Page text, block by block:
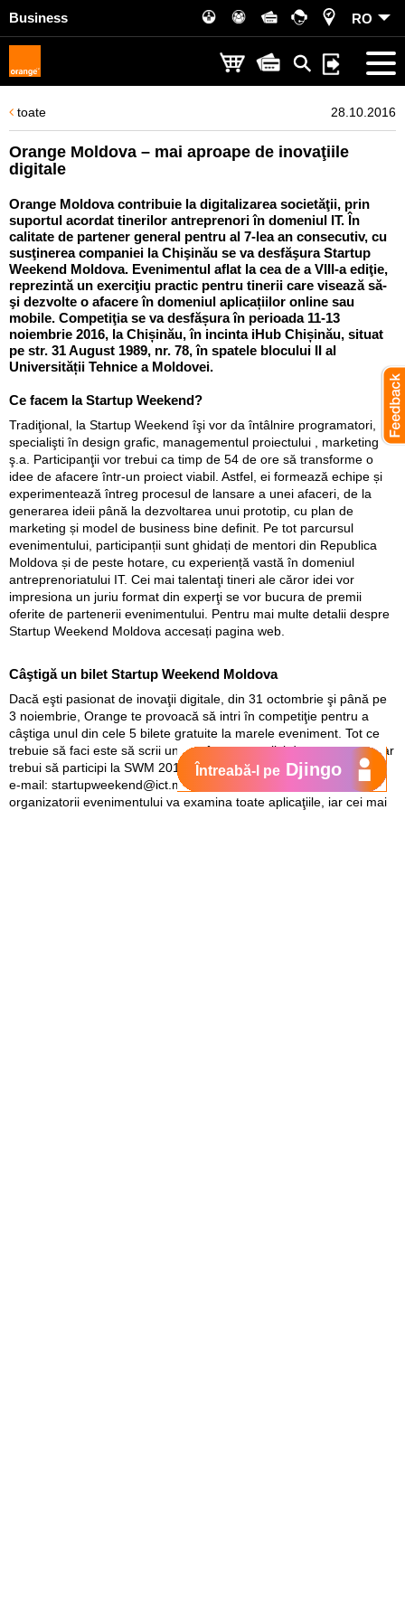
Business RO
toate 28.10.2016
Orange Moldova – mai aproape de inovaţiile
digitale
Orange Moldova contribuie la digitalizarea societăţii, prin
suportul acordat tinerilor antreprenori în domeniul IT. În
calitate de partener general pentru al 7-lea an consecutiv, cu
susţinerea companiei la Chişinău se va desfăşura Startup
Weekend Moldova. Evenimentul aflat la cea de a VIII-a ediţie,
reprezintă un exerciţiu practic pentru tinerii care visează să-
şi dezvolte o afacere în domeniul aplicațiilor online sau
mobile. Competiţia se va desfășura în perioada 11-13
noiembrie 2016, la Chișinău, în incinta iHub Chișinău, situat
pe str. 31 August 1989, nr. 78, în spatele blocului II al
Universității Tehnice a Moldovei.
Ce facem la Startup Weekend?
Tradiţional, la Startup Weekend îşi vor da întâlnire programatori,
specialişti în design grafic, managementul proiectului , marketing
ş.a. Participanţii vor trebui ca timp de 54 de ore să transforme o
idee de afacere într-un proiect viabil. Astfel, ei formează echipe și
experimentează întreg procesul de lansare a unei afaceri, de la
generarea ideii până la dezvoltarea unui prototip, cu plan de
marketing și model de business bine definit. Pe tot parcursul
evenimentului, participanții sunt ghidați de mentori din Republica
Moldova și de peste hotare, cu experiență vastă în domeniul
antreprenoriatului IT. Cei mai talentaţi tineri ale căror idei vor
impresiona un juriu format din experţi se vor bucura de premii
oferite de partenerii evenimentului. Pentru mai multe detalii despre
Startup Weekend Moldova accesați pagina web.
Câştigă un bilet Startup Weekend Moldova
Dacă eşti pasionat de inovaţii digitale, din 31 octombrie şi până pe
3 noiembrie, Orange te provoacă să intri în competiţie pentru a
câştiga unul din cele 5 bilete gratuite la marele eveniment. Tot ce
trebuie să faci este să scrii un text în care explici de ce anume tu ar
trebui să participi la SWM 2016 şi să expediezi textul la adresa de
e-mail: startupweekend@ict.md Un juriu competent format din
organizatorii evenimentului va examina toate aplicaţiile, iar cei mai
Întreabă-l pe Djingo